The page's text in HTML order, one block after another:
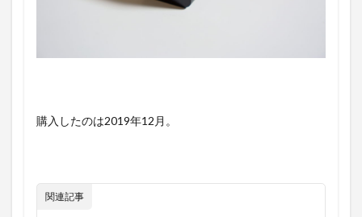
購入したのは2019年12月。
関連記事